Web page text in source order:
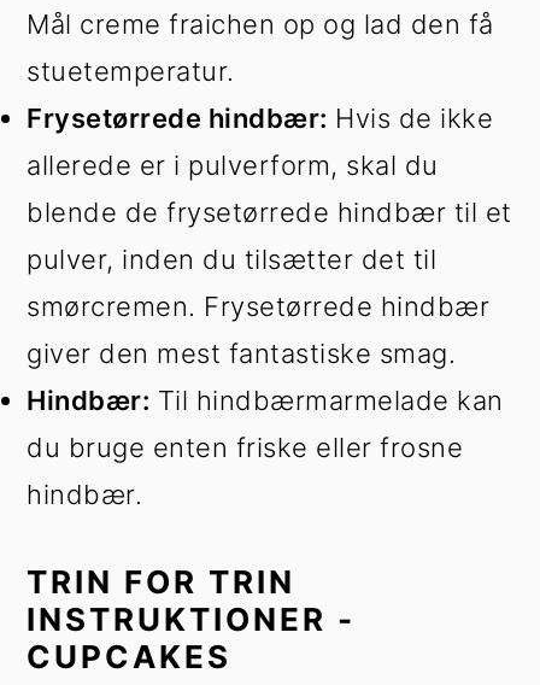
Mål creme fraichen op og lad den få
stuetemperatur.
Frysetørrede hindbær: Hvis de ikke
allerede er i pulverform, skal du
blende de frysetørrede hindbær til et
pulver, inden du tilsætter det til
smørcremen. Frysetørrede hindbær
giver den mest fantastiske smag.
Hindbær: Til hindbærmarmelade kan
du bruge enten friske eller frosne
hindbær.
TRIN FOR TRIN
INSTRUKTIONER -
CUPCAKES